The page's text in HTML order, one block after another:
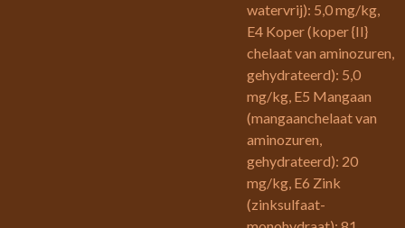
watervrij): 5,0 mg/kg,
E4 Koper (koper {II}
chelaat van aminozuren,
gehydrateerd): 5,0
mg/kg, E5 Mangaan
(mangaanchelaat van
aminozuren,
gehydrateerd): 20
mg/kg, E6 Zink
(zinksulfaat-